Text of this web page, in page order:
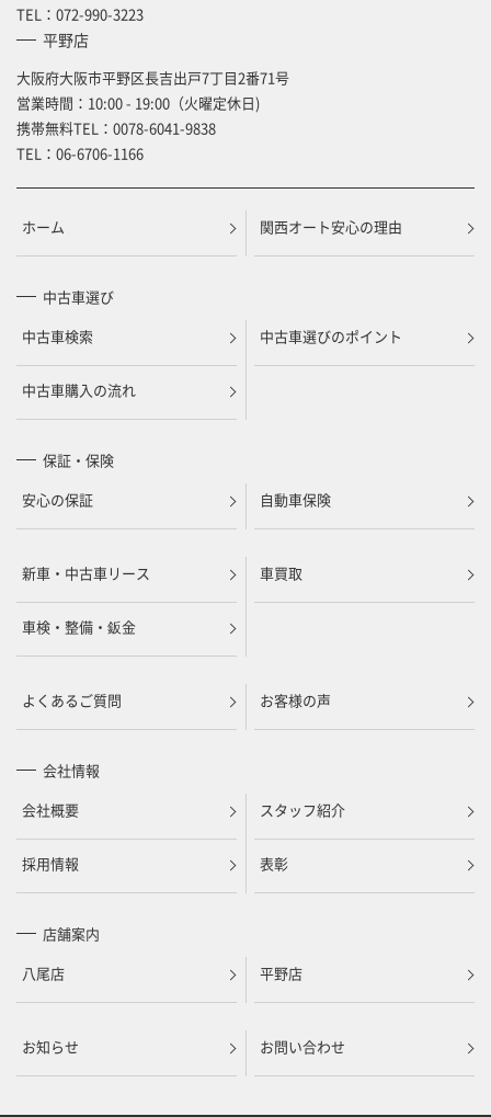
TEL： 072-990-3223
平野店
大阪府大阪市平野区長吉出戸7丁目2番71号
営業時間：10:00 - 19:00（火曜定休日)
携帯無料TEL： 0078-6041-9838
TEL： 06-6706-1166
ホーム 関西オート安心の理由
中古車選び
中古車検索
中古車選びのポイント
中古車購入の流れ
保証・保険
安心の保証
自動車保険
新車・中古車リース 車買取
車検・整備・鈑金
よくあるご質問 お客様の声
会社情報
会社概要
スタッフ紹介
採用情報 表彰
店舗案内
八尾店
平野店
お知らせ お問い合わせ